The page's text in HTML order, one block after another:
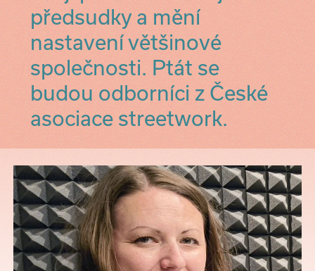
předsudky a mění
nastavení většinové
společnosti. Ptát se
budou odborníci z České
asociace streetwork.